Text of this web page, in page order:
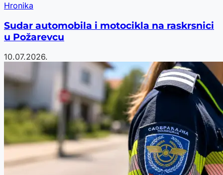
Hronika
Sudar automobila i motocikla na raskrsnici
u Požarevcu
10.07.2026.